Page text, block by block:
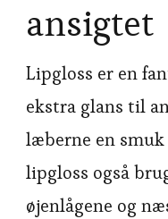
ansigtet
Lipgloss er en
ekstra glans til
læberne en
lipgloss også
øjenlågene og